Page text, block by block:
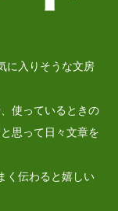
に入りそうな文房
使っているときの
思って日々文章を
く伝わると嬉しい